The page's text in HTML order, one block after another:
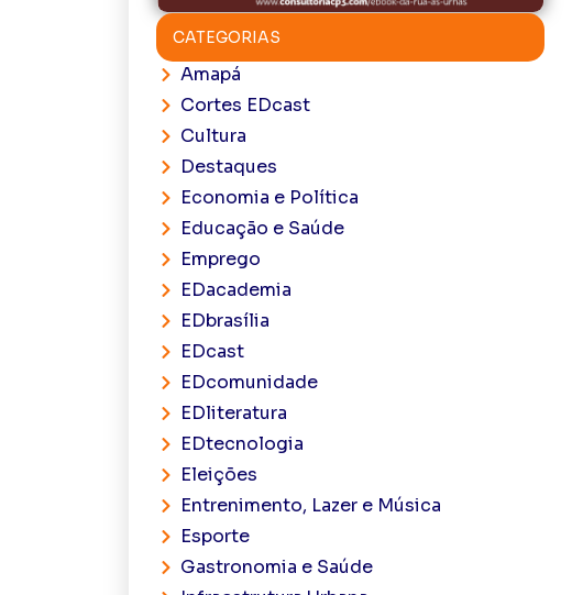
CATEGORIAS
Amapá
Cortes EDcast
Cultura
Destaques
Economia e Política
Educação e Saúde
Emprego
EDacademia
EDbrasília
EDcast
EDcomunidade
EDliteratura
EDtecnologia
Eleições
Entrenimento, Lazer e Música
Esporte
Gastronomia e Saúde